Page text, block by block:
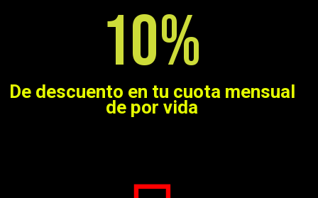
10%
De descuento en tu cuota mensual
de por vida